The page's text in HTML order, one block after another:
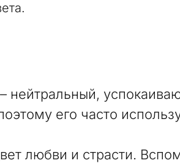
нейтральный,
его часто
любви и страсти.